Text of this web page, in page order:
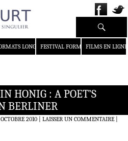
LONGS FESTIVAL FORMAT COURT
FILMS EN LIGNE
Recherche
HONIG : A POET’S
BERLINER
2010 LAISSER UN COMMENTAIRE|